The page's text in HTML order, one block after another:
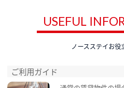
USEFUL
ノースステイお役
ご利用ガイド